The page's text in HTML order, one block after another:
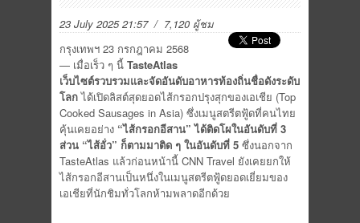
23 July 2025 21:57/ 7,120 ผู้ชม
กรุงเทพฯ 23 กรกฎาคม 2568
— เมื่อเร็ว ๆ นี้ TasteAtlas
เว็บไซต์รวบรวมและจัดอันดับอาหารท้องถิ่นชื่อดังระดับ
โลกได้เปิดลิสต์สุดยอดไส้กรอกปรุงสุกของเอเชีย (Top
Cooked Sausages in Asia) ซึ่งเมนูสตรีตฟู้ดที่คนไทย
คุ้นเคยอย่าง “ไส้กรอกอีสาน” ได้ติดโผในอันดับที่ 3
ส่วน “ไส้อั่ว” ก็ตามมาติด ๆ ในอันดับที่ 5 ซึ่งนอกจาก
TasteAtlas แล้วก่อนหน้านี้ CNN Travel ยังเคยยกให้
ไส้กรอกอีสานเป็นหนึ่งในเมนูสตรีตฟู้ดยอดเยี่ยมของ
เอเชียที่นักชิมทั่วโลกห้ามพลาดอีกด้วย